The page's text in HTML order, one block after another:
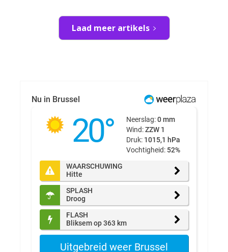
Laad meer artikels